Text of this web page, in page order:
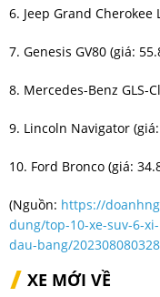
6. Jeep Grand Cherokee
7. Genesis GV80 (giá:
8. Mercedes-Benz GLS-
9. Lincoln Navigator
10. Ford Bronco (giá:
(Nguồn: https://
dung/top-10-xe-suv-6-
dau-bang/
XE MỚI VỀ